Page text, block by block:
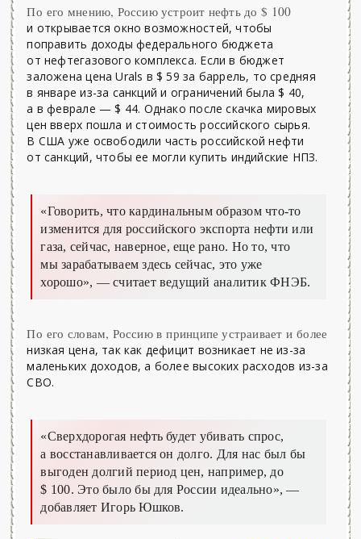
По его мнению, Россию устроит нефть до $ 100
и открывается окно возможностей, чтобы
поправить доходы федерального бюджета
от нефтегазового комплекса. Если в бюджет
заложена цена Urals в $ 59 за баррель, то средняя
в январе из-за санкций и ограничений была $ 40,
а в феврале — $ 44. Однако после скачка мировых
цен вверх пошла и стоимость российского сырья.
В США уже освободили часть российской нефти
от санкций, чтобы ее могли купить индийские НПЗ.
«Говорить, что кардинальным образом что-то
изменится для российского экспорта нефти или
газа, сейчас, наверное, еще рано. Но то, что
мы зарабатываем здесь сейчас, это уже
хорошо», — считает ведущий аналитик ФНЭБ.
По его словам, Россию в принципе устраивает и более
низкая цена, так как дефицит возникает не из-за
маленьких доходов, а более высоких расходов из-за
СВО.
«Сверхдорогая нефть будет убивать спрос,
а восстанавливается он долго. Для нас был бы
выгоден долгий период цен, например, до
$ 100. Это было бы для России идеально», —
добавляет Игорь Юшков.